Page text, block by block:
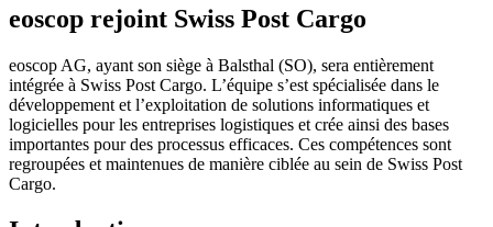
eoscop rejoint Swiss Post Cargo
eoscop AG, ayant son siège à Balsthal (SO), sera entièrement
intégrée à Swiss Post Cargo. L’équipe s’est spécialisée dans le
développement et l’exploitation de solutions informatiques et
logicielles pour les entreprises logistiques et crée ainsi des bases
importantes pour des processus efficaces. Ces compétences sont
regroupées et maintenues de manière ciblée au sein de Swiss Post
Cargo.